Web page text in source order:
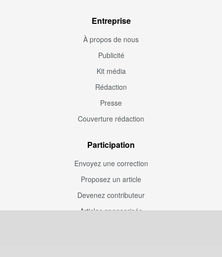
Entreprise
À propos de nous
Publicité
Kit média
Rédaction
Presse
Couverture rédaction
Participation
Envoyez une correction
Proposez un article
Devenez contributeur
Articles sponsorisés